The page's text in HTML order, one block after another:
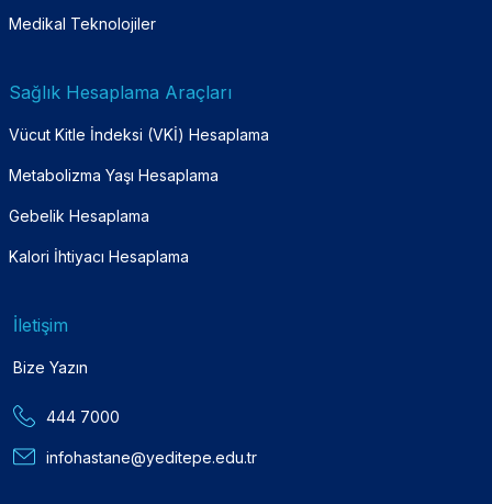
Medikal Teknolojiler
Sağlık Hesaplama Araçları
Vücut Kitle İndeksi (VKİ) Hesaplama
Metabolizma Yaşı Hesaplama
Gebelik Hesaplama
Kalori İhtiyacı Hesaplama
İletişim
Bize Yazın
444 7000
infohastane@yeditepe.edu.tr